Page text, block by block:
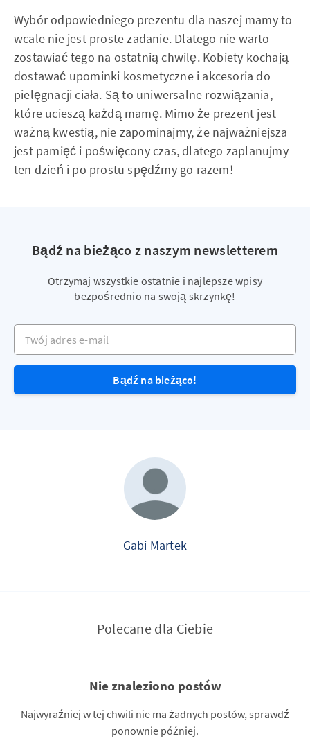
Wybór odpowiedniego prezentu dla naszej mamy to
wcale nie jest proste zadanie. Dlatego nie warto
zostawiać tego na ostatnią chwilę. Kobiety kochają
dostawać upominki kosmetyczne i akcesoria do
pielęgnacji ciała. Są to uniwersalne rozwiązania,
które ucieszą każdą mamę. Mimo że prezent jest
ważną kwestią, nie zapominajmy, że najważniejsza
jest pamięć i poświęcony czas, dlatego zaplanujmy
ten dzień i po prostu spędźmy go razem!
Bądź na bieżąco z naszym newsletterem
Otrzymaj wszystkie ostatnie i najlepsze wpisy
bezpośrednio na swoją skrzynkę!
Twój adres e-mail
Bądź na bieżąco!
Gabi Martek
Polecane dla Ciebie
Nie znaleziono postów
Najwyraźniej w tej chwili nie ma żadnych postów, sprawdź
ponownie później.